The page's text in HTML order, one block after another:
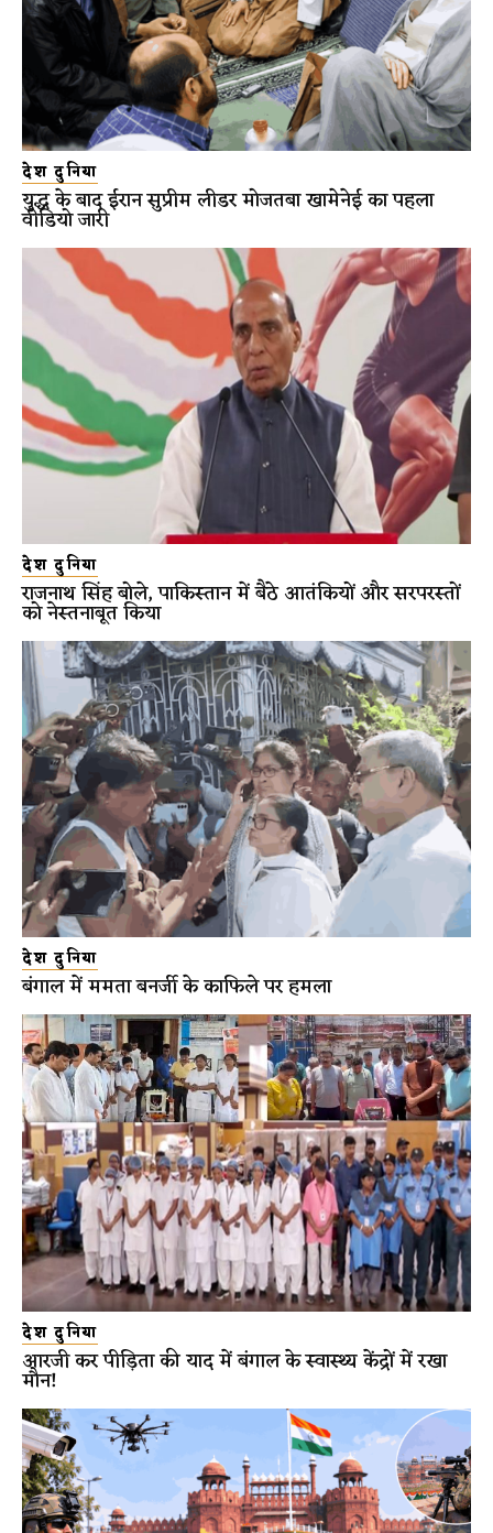
देश दुनिया
युद्ध के बाद ईरान सुप्रीम लीडर मोजतबा खामेनेई का पहला
वीडियो जारी
देश दुनिया
राजनाथ सिंह बोले, पाकिस्तान में बैठे आतंकियों और सरपरस्तों
को नेस्तनाबूत किया
देश दुनिया
बंगाल में ममता बनर्जी के काफिले पर हमला
देश दुनिया
आरजी कर पीड़िता की याद में बंगाल के स्वास्थ्य केंद्रों में रखा
मौन!